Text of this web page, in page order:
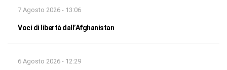
7 Agosto 2026 - 13:06
Voci di libertà dall’Afghanistan
6 Agosto 2026 - 12:29